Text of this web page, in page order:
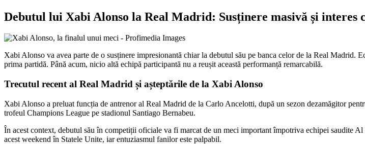
Debutul lui Xabi Alonso la Real Madrid: Susținere masivă și
Xabi Alonso va avea parte de o susținere impresionantă chiar la debutul său pe banca celor de la Real Madrid.
prima partidă. Până acum, nicio altă echipă participantă nu a reușit această performanță remarcabilă.
Trecutul recent al Real Madrid și așteptările de la Xabi Alonso
Xabi Alonso a preluat funcția de antrenor al Real Madrid de la Carlo Ancelotti, după un sezon dezamăgitor
trofeul Champions League pe stadionul Santiago Bernabeu.
În acest context, debutul său în competiții oficiale va fi marcat de un meci important împotriva echipei saudite
acest weekend în Statele Unite, iar entuziasmul fanilor este palpabil.